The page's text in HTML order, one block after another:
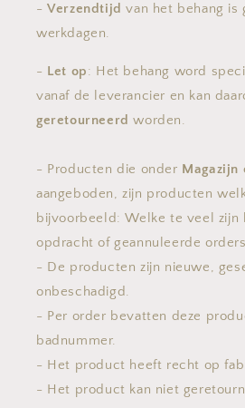
-Verzendtijd van het behang
werkdagen.
- Let op: Het behang word
vanaf de leverancier en kan
geretourneerd worden.
- Producten die onder Magazijn
aangeboden, zijn producten
bijvoorbeeld: Welke te veel zijn
opdracht of geannuleerde
- De producten zijn nieuwe,
onbeschadigd.
- Per order bevatten deze
badnummer.
- Het product heeft recht op
- Het product kan niet